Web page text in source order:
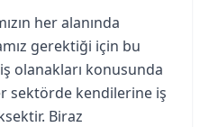
her alanında
gerektiği için bu
olanakları konusunda
sektörde kendilerine iş
Biraz